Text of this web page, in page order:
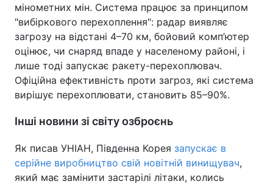
мінометних мін. Система працює за принципом
"вибіркового перехоплення": радар виявляє
загрозу на відстані 4–70 км, бойовий комп’ютер
оцінює, чи снаряд впаде у населеному районі, і
лише тоді запускає ракету-перехоплювач.
Офіційна ефективність проти загроз, які система
вирішує перехоплювати, становить 85–90%.
Інші новини зі світу озброєнь
Як писав УНІАН, Південна Корея запускає в
серійне виробництво свій новітній винищувач,
який має замінити застарілі літаки, колись